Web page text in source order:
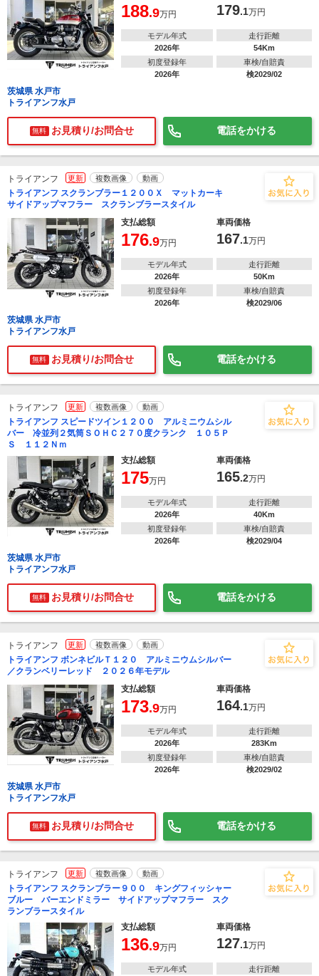
188.9万円 179.1万円
モデル年式
2026年
走行距離
54Km
初度登録年
2026年
車検/自賠責
検2029/02
茨城県 水戸市
トライアンフ水戸
無料 お見積り/お問合せ 電話をかける
トライアンフ 更新 複数画像 動画
トライアンフ スクランブラー１２００Ｘ マットカーキ
サイドアップマフラー スクランブラースタイル
支払総額
車両価格
176.9万円 167.1万円
モデル年式
2026年
走行距離
50Km
初度登録年
2026年
車検/自賠責
検2029/06
茨城県 水戸市
トライアンフ水戸
無料 お見積り/お問合せ 電話をかける
トライアンフ 更新 複数画像 動画
トライアンフ スピードツイン１２００ アルミニウムシル
バー 冷並列２気筒ＳＯＨＣ２７０度クランク １０５Ｐ
Ｓ １１２Ｎｍ
支払総額
車両価格
175万円 165.2万円
モデル年式
2026年
走行距離
40Km
初度登録年
2026年
車検/自賠責
検2029/04
茨城県 水戸市
トライアンフ水戸
無料 お見積り/お問合せ 電話をかける
トライアンフ 更新 複数画像 動画
トライアンフ ボンネビルＴ１２０ アルミニウムシルバー
／クランベリーレッド ２０２６年モデル
支払総額
車両価格
173.9万円 164.1万円
モデル年式
2026年
走行距離
283Km
初度登録年
2026年
車検/自賠責
検2029/02
茨城県 水戸市
トライアンフ水戸
無料 お見積り/お問合せ 電話をかける
トライアンフ 更新 複数画像 動画
トライアンフ スクランブラー９００ キングフィッシャー
ブルー バーエンドミラー サイドアップマフラー スク
ランブラースタイル
支払総額
車両価格
136.9万円 127.1万円
モデル年式
走行距離